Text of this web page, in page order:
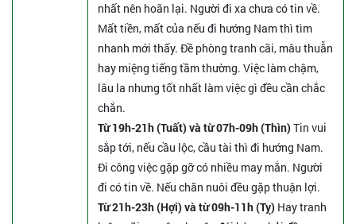
nhất nên hoãn lại. Người đi xa chưa có tin về.
Mất tiền, mất của nếu đi hướng Nam thì tìm
nhanh mới thấy. Đề phòng tranh cãi, mâu thuẫn
hay miệng tiếng tầm thường. Việc làm chậm,
lâu la nhưng tốt nhất làm việc gì đều cần chắc
chắn.
Từ 19h-21h (Tuất) và từ 07h-09h (Thìn) Tin vui
sắp tới, nếu cầu lộc, cầu tài thì đi hướng Nam.
Đi công việc gặp gỡ có nhiều may mắn. Người
đi có tin về. Nếu chăn nuôi đều gặp thuận lợi.
Từ 21h-23h (Hợi) và từ 09h-11h (Tỵ) Hay tranh